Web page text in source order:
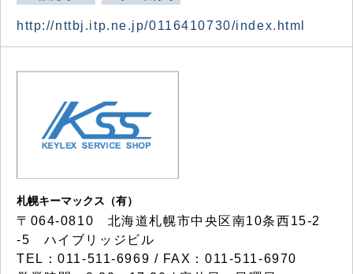
http://nttbj.itp.ne.jp/0116410730/index.html
札幌キーマックス（有）
〒064-0810 北海道札幌市中央区南10条西15-2
-5 ハイブリッジビル
TEL：011-511-6969 / FAX：011-511-6970